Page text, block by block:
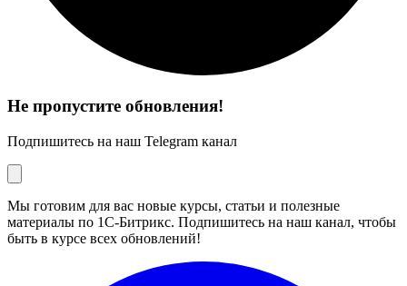
Не пропустите обновления!
Подпишитесь на наш Telegram канал
Мы готовим для вас новые курсы, статьи и полезные
материалы по 1С-Битрикс. Подпишитесь на наш канал, чтобы
быть в курсе всех обновлений!